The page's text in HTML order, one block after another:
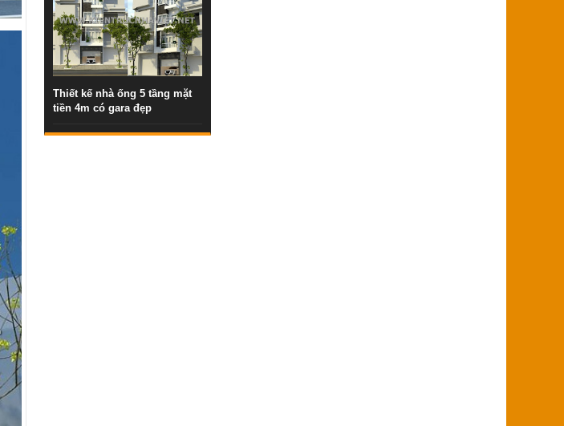
Thiết kế nhà ống 5 tầng mặt
tiền 4m có gara đẹp